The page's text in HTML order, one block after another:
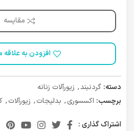
مقایسه
افزودن به علاقه
دسته: گردنبند, زیورآلات زنانه
برچسب: اکسسوری, بدلیجات, زیورآلات,
اشتراک گذاری :